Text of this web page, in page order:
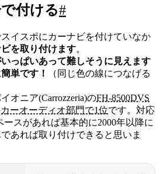
付ける#
イスポにカーナビを付けていなか
を取り付けます。
っぱいあって難しそうに見えます
単です！
（同じ色の線につなげる
オニア(Carrozzeria)のFH-8500DVS
ーオーディオ部門で1位です。対応
スがあれば基本的に2000年以降に
あれば取り付けできると思いま